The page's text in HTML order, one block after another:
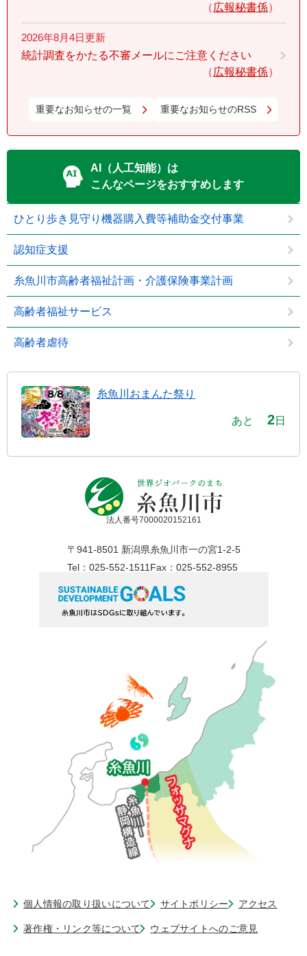
広報秘書係
2026年8月4日更新
統計調査をかたる不審メールにご注意ください
広報秘書係
重要なお知らせの一覧 重要なお知らせのRSS
AI（人工知能）は
こんなページをおすすめします
ひとり歩き見守り機器購入費等補助金交付事業
認知症支援
糸魚川市高齢者福祉計画・介護保険事業計画
高齢者福祉サービス
高齢者虐待
糸魚川おまんた祭り
あと 2日
法人番号7000020152161
〒941-8501 新潟県糸魚川市一の宮1-2-5
Tel：025-552-1511 Fax：025-552-8955
個人情報の取り扱いについて サイトポリシー アクセス
著作権・リンク等について ウェブサイトへのご意見